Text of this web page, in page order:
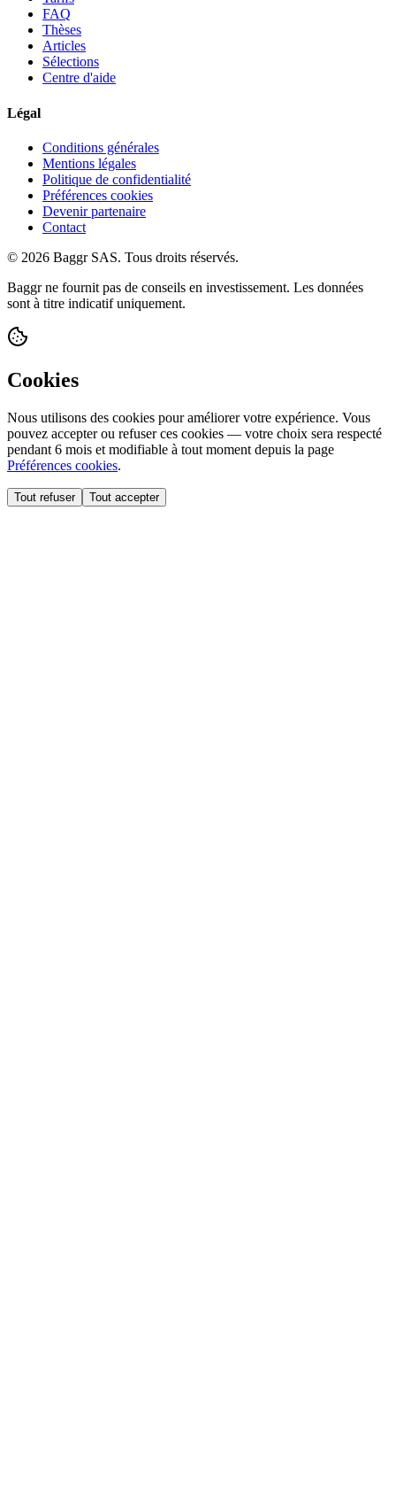
FAQ
Thèses
Articles
Sélections
Centre d'aide
Légal
Conditions générales
Mentions légales
Politique de confidentialité
Préférences cookies
Devenir partenaire
Contact
© 2026 Baggr SAS. Tous droits réservés.
Baggr ne fournit pas de conseils en investissement. Les données
sont à titre indicatif uniquement.
Cookies
Nous utilisons des cookies pour améliorer votre expérience. Vous
pouvez accepter ou refuser ces cookies — votre choix sera respecté
pendant 6 mois et modifiable à tout moment depuis la page
Préférences cookies.
Tout refuser Tout accepter